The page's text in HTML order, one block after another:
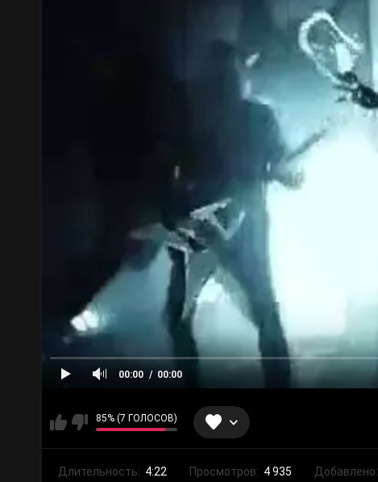
00:00 00:00
85% (7 ГОЛОСОВ)
Длительность: 4:22 Просмотров: 4 935 Добавлено: